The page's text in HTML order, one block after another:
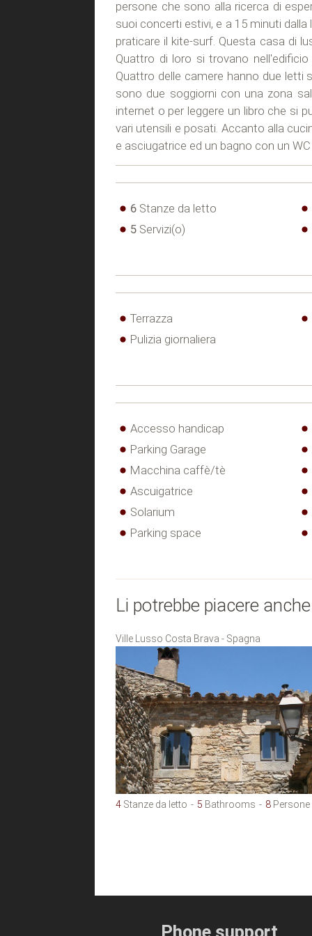
persone che sono alla ricerca di
suoi concerti estivi, e a 15 minuti
praticare il kite-surf. Questa casa di
Quattro di loro si trovano
Quattro delle camere hanno due letti
sono due soggiorni con una zona
internet o per leggere un libro che si
vari utensili e posati. Accanto alla
e asciugatrice ed un bagno con un
6 Stanze da letto
5 Servizi(o)
Terrazza
Pulizia giornaliera
Accesso handicap
Parking Garage
Macchina caffè/tè
Ascuigatrice
Solarium
Parking space
Li potrebbe piacere anche
Ville Lusso Costa Brava - Spagna
4 Stanze da letto 5 Bathrooms 8 Persone
Phone support